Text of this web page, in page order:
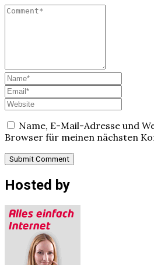
Name, E-Mail-Adresse und
Browser für meinen nächsten
Hosted by